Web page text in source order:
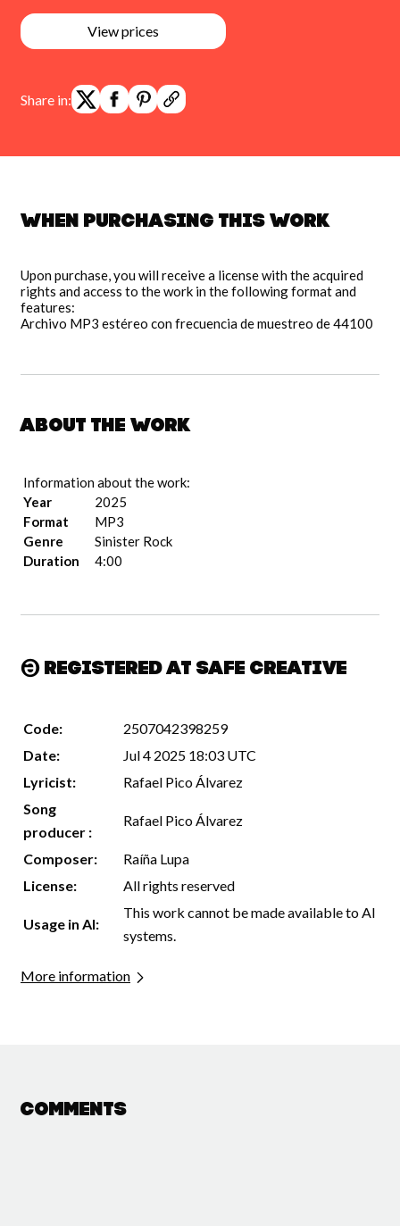
View prices
Share in:
When purchasing this work
Upon purchase, you will receive a license with the acquired
rights and access to the work in the following format and
features:
Archivo MP3 estéreo con frecuencia de muestreo de 44100
About the work
Information about the work:
Year
2025
Format
MP3
Genre
Sinister Rock
Duration
4:00
Registered at Safe Creative
Code:
2507042398259
Date:
Jul 4 2025 18:03 UTC
Lyricist:
Rafael Pico Álvarez
Song
producer :
Rafael Pico Álvarez
Composer:
Raíña Lupa
License:
All rights reserved
Usage in AI:
This work cannot be made available to AI
systems.
More information
Comments